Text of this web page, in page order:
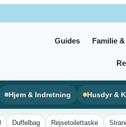
Guides Familie
Hjem & Indretning Husdyr &
Duffelbag Rejsetoilettaske